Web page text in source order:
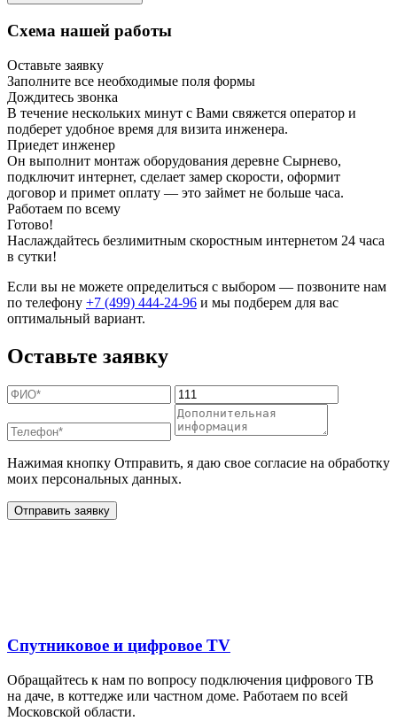
Схема нашей работы
Оставьте заявку
Заполните все необходимые поля формы
Дождитесь звонка
В течение нескольких минут с Вами свяжется оператор и
подберет удобное время для визита инженера.
Приедет инженер
Он выполнит монтаж оборудования деревне Сырнево,
подключит интернет, сделает замер скорости, оформит
договор и примет оплату — это займет не больше часа.
Работаем по всему
Готово!
Наслаждайтесь безлимитным скоростным интернетом 24 часа
в сутки!
Если вы не можете определиться с выбором — позвоните нам
по телефону +7 (499) 444-24-96 и мы подберем для вас
оптимальный вариант.
Оставьте заявку
Нажимая кнопку Отправить, я даю свое согласие на обработку
моих персональных данных.
Отправить заявку
Спутниковое и цифровое TV
Обращайтесь к нам по вопросу подключения цифрового ТВ
на даче, в коттедже или частном доме. Работаем по всей
Московской области.